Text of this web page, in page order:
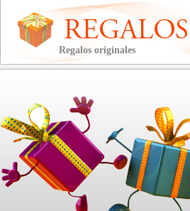
Regalos originales